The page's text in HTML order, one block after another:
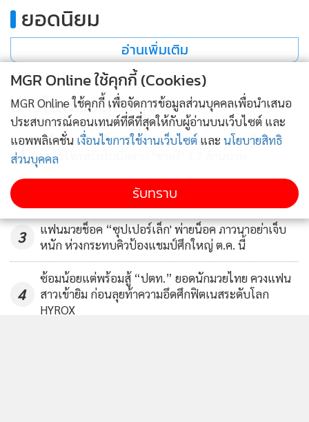
ยอดนิยม
อ่านเพิ่มเติม
ข่าวในหมวดล่าสุด
1
"เสือคิม" ยอมรับ ชนะน็อก "นาบิล" เพราะดวงดี
เซอร์ไพรส์รับโบนัสจาก "ชาตรี" 1.7 ล้านบาท
3
แฟนมวยช็อค “ซุปเปอร์เล็ก' พ่ายน็อค ภาวนาอย่าเจ็บ
หนัก ห่วงกระทบคิวป้องแชมป์ศึกใหญ่ ต.ค. นี้
4
ซ้อมน้อยแต่พร้อมสู้ “ปตท.” ยอดนักมวยไทย ควงแฟน
สาวเข้ายิม ก่อนลุยท้าความอึดศึกฟิตเนสระดับโลก
HYROX
MGR Online ใช้คุกกี้ (Cookies)
MGR Online ใช้คุกกี้ เพื่อจัดการข้อมูลส่วนบุคคลเพื่อนำเสนอ
ประสบการณ์คอนเทนต์ที่ดีที่สุดให้กับผู้อ่านบนเว็บไซต์ และ
แอพพลิเคชั่น เงื่อนไขการใช้งานเว็บไซต์ และ นโยบายสิทธิ
ส่วนบุคคล
รับทราบ